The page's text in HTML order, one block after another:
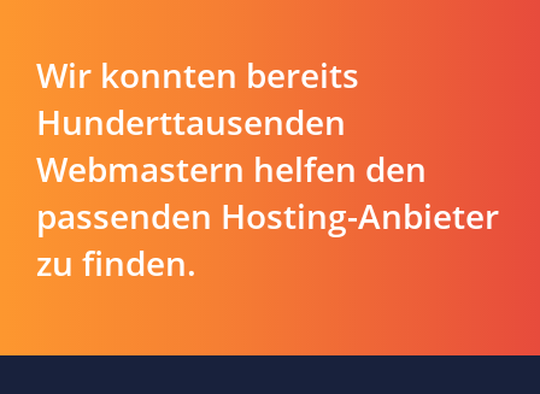
Wir konnten bereits
Hunderttausenden
Webmastern helfen den
passenden Hosting-Anbieter
zu finden.